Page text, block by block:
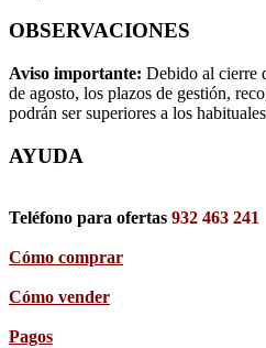
OBSERVACIONES
Aviso importante: Debido al cierre
de agosto, los plazos de gestión,
podrán ser superiores a los
AYUDA
Teléfono para ofertas 932 463 241
Cómo comprar
Cómo vender
Pagos